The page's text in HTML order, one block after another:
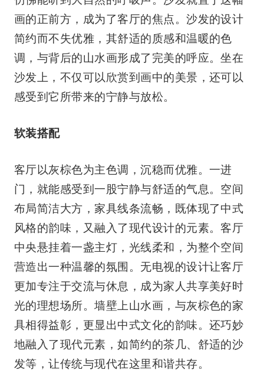
画的正前方，成为了客厅的焦点。沙发的设计
简约而不失优雅，其舒适的质感和温暖的色
调，与背后的山水画形成了完美的呼应。坐在
沙发上，不仅可以欣赏到画中的美景，还可以
感受到它所带来的宁静与放松。
软装搭配
客厅以灰棕色为主色调，沉稳而优雅。一进
门，就能感受到一股宁静与舒适的气息。空间
布局简洁大方，家具线条流畅，既体现了中式
风格的韵味，又融入了现代设计的元素。客厅
中央悬挂着一盏主灯，光线柔和，为整个空间
营造出一种温馨的氛围。无电视的设计让客厅
更加专注于交流与休息，成为家人共享美好时
光的理想场所。墙壁上山水画，与灰棕色的家
具相得益彰，更显出中式文化的韵味。还巧妙
地融入了现代元素，如简约的茶几、舒适的沙